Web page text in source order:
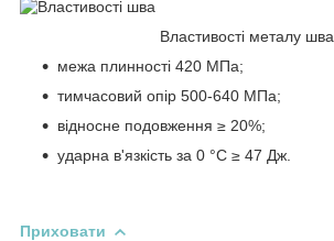
Властивості металу шва
межа плинності 420 МПа;
тимчасовий опір 500-640 МПа;
відносне подовження ≥ 20%;
ударна в'язкість за 0 °С ≥ 47 Дж.
Приховати